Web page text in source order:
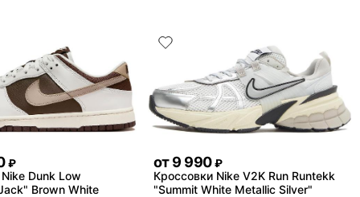
₽
Dunk Low
Brown White
от 9 990 ₽
Кроссовки Nike V2K Run Runtekk
"Summit White Metallic Silver"